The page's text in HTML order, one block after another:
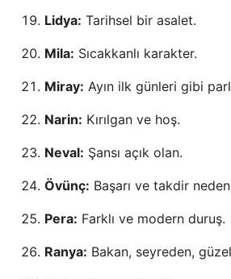
Lidya: Tarihsel bir asalet.
Mila: Sıcakkanlı karakter.
Miray: Ayın ilk günleri gibi
Narin: Kırılgan ve hoş.
Neval: Şansı açık olan.
Övünç: Başarı ve takdir
Pera: Farklı ve modern duruş.
Ranya: Bakan, seyreden,